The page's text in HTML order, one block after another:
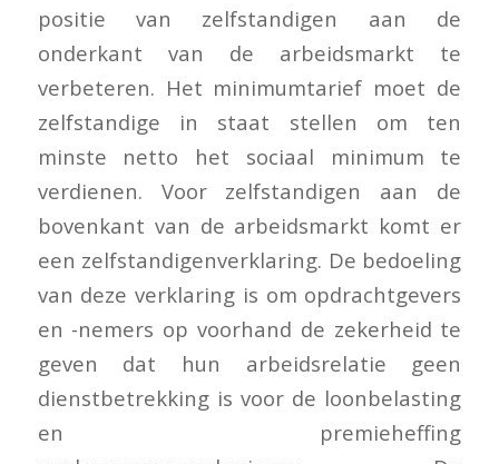
positie van zelfstandigen aan de
onderkant van de arbeidsmarkt te
verbeteren. Het minimumtarief moet de
zelfstandige in staat stellen om ten
minste netto het sociaal minimum te
verdienen. Voor zelfstandigen aan de
bovenkant van de arbeidsmarkt komt er
een zelfstandigenverklaring. De bedoeling
van deze verklaring is om opdrachtgevers
en -nemers op voorhand de zekerheid te
geven dat hun arbeidsrelatie geen
dienstbetrekking is voor de loonbelasting
en premieheffing